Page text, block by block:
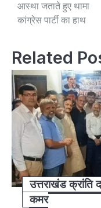
आस्था जताते हुए थामा
कांग्रेस पार्टी का हाथ
Related
उत्तराखंड क्रांति
कमर